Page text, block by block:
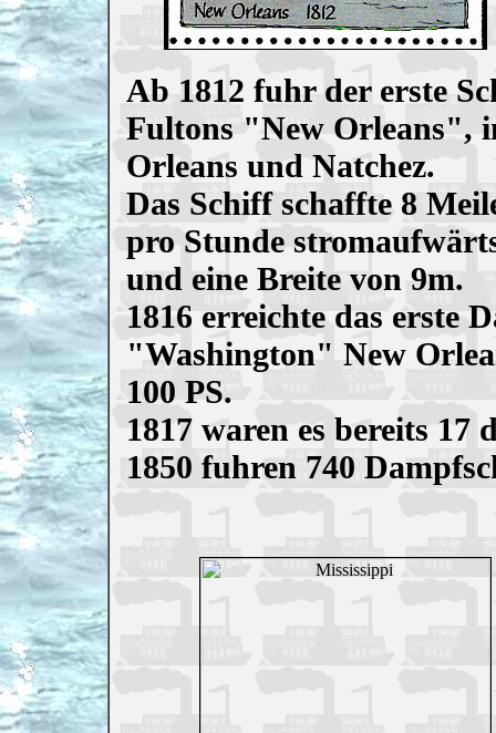
Ab 1812 fuhr der erste
Fultons "New Orleans",
Orleans und Natchez.
Das Schiff schaffte 8
pro Stunde
und eine Breite von 9m.
1816 erreichte das erste
"Washington" New
100 PS.
1817 waren es bereits 17
1850 fuhren 740